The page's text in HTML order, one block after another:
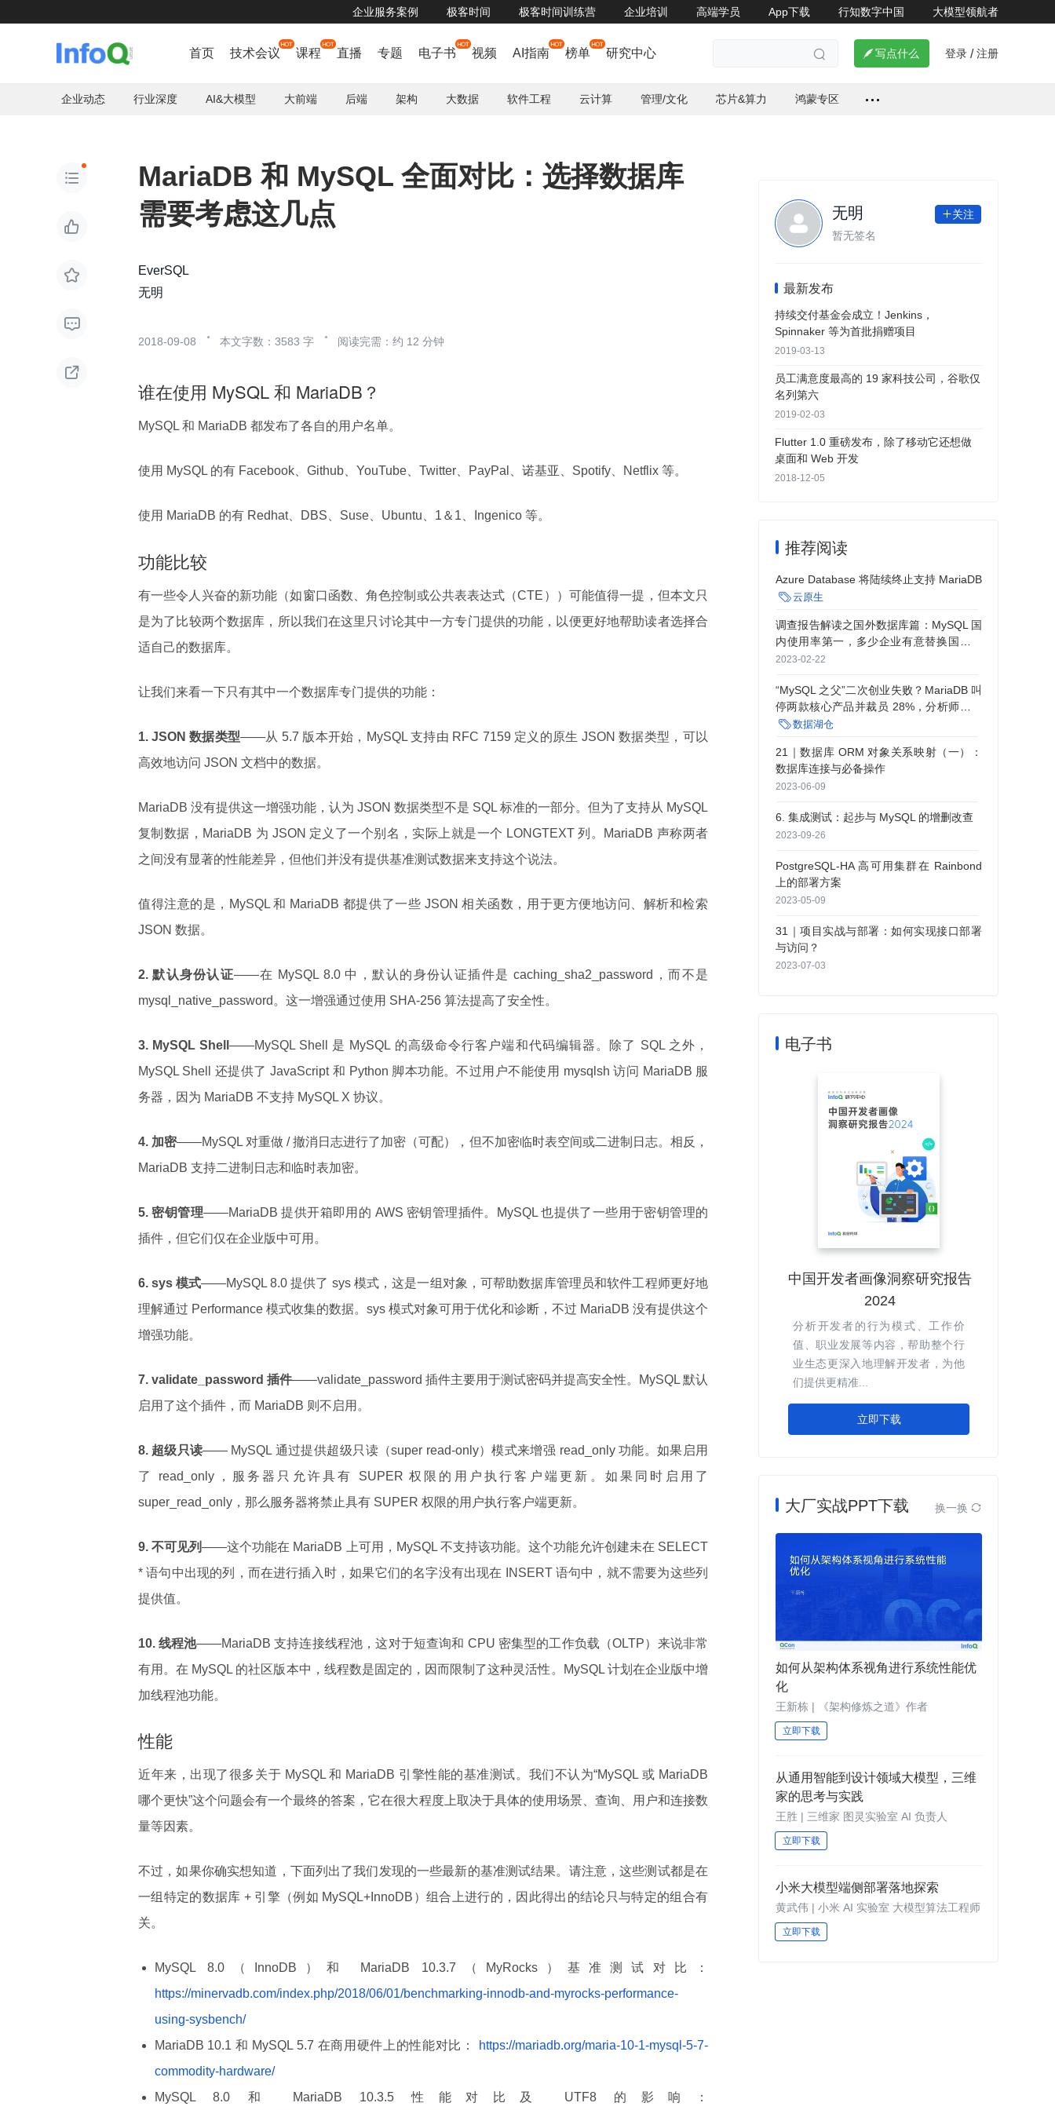
企业服务案例 极客时间 极客时间训练营 企业培训 高端学员 App下载 行知数字中国 大模型领航者
 立即领取｜华润集团、宁德核电、东风岚图等 20+ 标杆企业数字化人才培养实践案例
首页 技术会议 课程 直播 专题 电子书 视频 AI指南 榜单 研究中心   写点什么 登录 / 注册
企业动态 行业深度 AI&大模型 大前端 后端 架构 大数据 软件工程 云计算 管理/文化 芯片&算力 鸿蒙专区





MariaDB 和 MySQL 全面对比：选择数据库
需要考虑这几点
EverSQL
无明
2018-09-08 本文字数：3583 字 阅读完需：约 12 分钟
谁在使用 MySQL 和 MariaDB？
MySQL 和 MariaDB 都发布了各自的用户名单。
使用 MySQL 的有 Facebook、Github、YouTube、Twitter、PayPal、诺基亚、Spotify、Netflix 等。
使用 MariaDB 的有 Redhat、DBS、Suse、Ubuntu、1＆1、Ingenico 等。
功能比较
有一些令人兴奋的新功能（如窗口函数、角色控制或公共表表达式（CTE））可能值得一提，但本文只
是为了比较两个数据库，所以我们在这里只讨论其中一方专门提供的功能，以便更好地帮助读者选择合
适自己的数据库。
让我们来看一下只有其中一个数据库专门提供的功能：
1. JSON 数据类型——从 5.7 版本开始，MySQL 支持由 RFC 7159 定义的原生 JSON 数据类型，可以
高效地访问 JSON 文档中的数据。
MariaDB 没有提供这一增强功能，认为 JSON 数据类型不是 SQL 标准的一部分。但为了支持从 MySQL
复制数据，MariaDB 为 JSON 定义了一个别名，实际上就是一个 LONGTEXT 列。MariaDB 声称两者
之间没有显著的性能差异，但他们并没有提供基准测试数据来支持这个说法。
值得注意的是，MySQL 和 MariaDB 都提供了一些 JSON 相关函数，用于更方便地访问、解析和检索
JSON 数据。
2. 默认身份认证——在 MySQL 8.0 中，默认的身份认证插件是 caching_sha2_password，而不是
mysql_native_password。这一增强通过使用 SHA-256 算法提高了安全性。
3. MySQL Shell ——MySQL Shell 是 MySQL 的高级命令行客户端和代码编辑器。除了 SQL 之外，
MySQL Shell 还提供了 JavaScript 和 Python 脚本功能。不过用户不能使用 mysqlsh 访问 MariaDB 服
务器，因为 MariaDB 不支持 MySQL X 协议。
4. 加密——MySQL 对重做 / 撤消日志进行了加密（可配），但不加密临时表空间或二进制日志。相反，
MariaDB 支持二进制日志和临时表加密。
5. 密钥管理——MariaDB 提供开箱即用的 AWS 密钥管理插件。MySQL 也提供了一些用于密钥管理的
插件，但它们仅在企业版中可用。
6. sys 模式——MySQL 8.0 提供了 sys 模式，这是一组对象，可帮助数据库管理员和软件工程师更好地
理解通过 Performance 模式收集的数据。sys 模式对象可用于优化和诊断，不过 MariaDB 没有提供这个
增强功能。
7. validate_password 插件——validate_password 插件主要用于测试密码并提高安全性。MySQL 默认
启用了这个插件，而 MariaDB 则不启用。
8. 超级只读—— MySQL 通过提供超级​​只读（super read-only）模式来增强 read_only 功能。如果启用
了 read_only，服务器只允许具有 SUPER 权限的用户执行客户端更新。如果同时启用了
super_read_only，那么服务器将禁止具有 SUPER 权限的用户执行客户端更新。
9. 不可见列——这个功能在 MariaDB 上可用，MySQL 不支持该功能。这个功能允许创建未在 SELECT
* 语句中出现的列，而在进行插入时，如果它们的名字没有出现在 INSERT 语句中，就不需要为这些列
提供值。
10. 线程池——MariaDB 支持连接线程池，这对于短查询和 CPU 密集型的工作负载（OLTP）来说非常
有用。在 MySQL 的社区版本中，线程数是固定的，因而限制了这种灵活性。MySQL 计划在企业版中增
加线程池功能。
性能
近年来，出现了很多关于 MySQL 和 MariaDB 引擎性能的基准测试。我们不认为“MySQL 或 MariaDB
哪个更快”这个问题会有一个最终的答案，它在很大程度上取决于具体的使用场景、查询、用户和连接数
量等因素。
不过，如果你确实想知道，下面列出了我们发现的一些最新的基准测试结果。请注意，这些测试都是在
一组特定的数据库 + 引擎（例如 MySQL+InnoDB）组合上进行的，因此得出的结论只与特定的组合有
关。
MySQL 8.0（InnoDB）和 MariaDB 10.3.7（MyRocks）基准测试对比：
https://minervadb.com/index.php/2018/06/01/benchmarking-innodb-and-myrocks-performance-
using-sysbench/
MariaDB 10.1 和 MySQL 5.7 在商用硬件上的性能对比：
https://mariadb.org/maria-10-1-mysql-5-7-
commodity-hardware/
MySQL 8.0 和 MariaDB 10.3.5 性能对比及 UTF8 的影响：
无明 关注
暂无签名
最新发布
持续交付基金会成立！Jenkins，
Spinnaker 等为首批捐赠项目
2019-03-13
员工满意度最高的 19 家科技公司，谷歌仅
名列第六
2019-02-03
Flutter 1.0 重磅发布，除了移动它还想做
桌面和 Web 开发
2018-12-05
推荐阅读
Azure Database 将陆续终止支持 MariaDB
云原生
调查报告解读之国外数据库篇：MySQL 国
内使用率第一，多少企业有意替换国外产
品？
2023-02-22
“MySQL 之父”二次创业失败？MariaDB 叫
停两款核心产品并裁员 28%，分析师：该
行为无异于自毁长城
数据湖仓
21｜数据库 ORM 对象关系映射（一）：
数据库连接与必备操作
2023-06-09
6. 集成测试：起步与 MySQL 的增删改查
2023-09-26
PostgreSQL-HA 高可用集群在 Rainbond
上的部署方案
2023-05-09
31｜项目实战与部署：如何实现接口部署
与访问？
2023-07-03
电子书
中国开发者画像洞察研究报告
2024
分析开发者的行为模式、工作价
值、职业发展等内容，帮助整个行
业生态更深入地理解开发者，为他
们提供更精准...
立即下载
大厂实战PPT下载 换一换 
如何从架构体系视角进行系统性能优
化
王新栋 | 《架构修炼之道》作者
立即下载
从通用智能到设计领域大模型，三维
家的思考与实践
王胜 | 三维家 图灵实验室 AI 负责人
立即下载
小米大模型端侧部署落地探索
黄武伟 | 小米 AI 实验室 大模型算法工程师
立即下载